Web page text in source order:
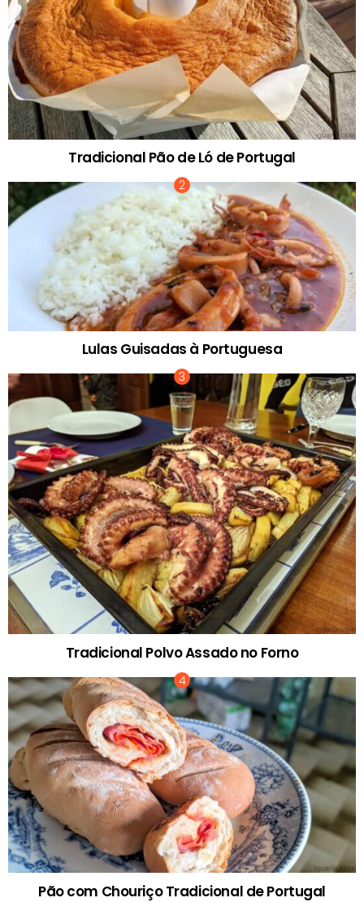
Tradicional Pão de Ló de Portugal
Lulas Guisadas à Portuguesa
Tradicional Polvo Assado no Forno
Pão com Chouriço Tradicional de Portugal